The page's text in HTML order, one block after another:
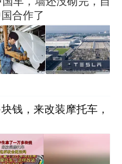
合作了
钱，来改装摩托车，